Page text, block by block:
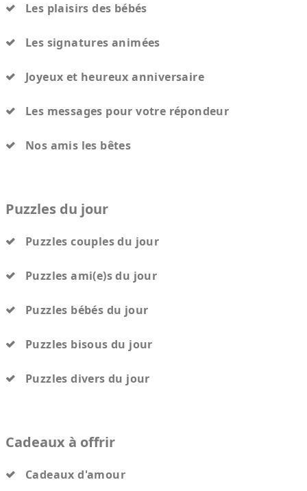
Les plaisirs des bébés
Les signatures animées
Joyeux et heureux anniversaire
Les messages pour votre répondeur
Nos amis les bêtes
Puzzles du jour
Puzzles couples du jour
Puzzles ami(e)s du jour
Puzzles bébés du jour
Puzzles bisous du jour
Puzzles divers du jour
Cadeaux à offrir
Cadeaux d'amour